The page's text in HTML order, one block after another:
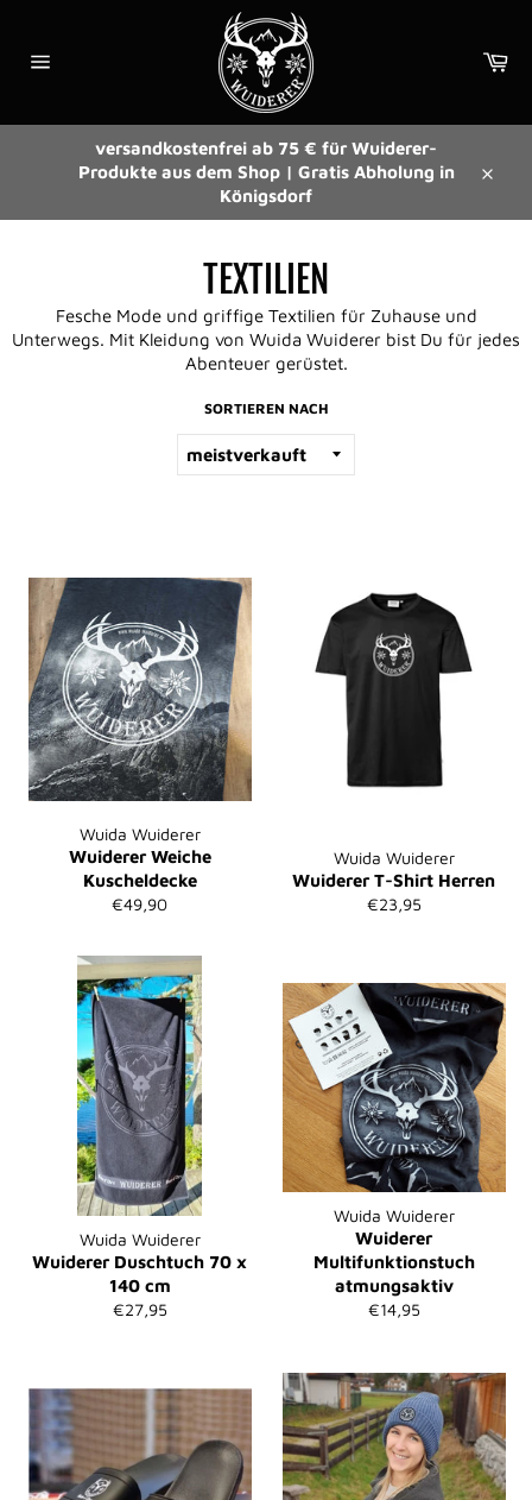
Inhalt
versandkostenfrei ab 75 € für Wuiderer-
Produkte aus dem Shop | Gratis Abholung in
Königsdorf
TEXTILIEN
Fesche Mode und griffige Textilien für Zuhause und
Unterwegs. Mit Kleidung von Wuida Wuiderer bist Du für jedes
Abenteuer gerüstet.
SORTIEREN NACH
Wuida Wuiderer
Wuiderer Weiche
Kuscheldecke
Normaler
€49,90
Wuida Wuiderer
Wuiderer T-Shirt Herren
Normaler
€23,95
Wuida Wuiderer
Wuiderer Duschtuch 70 x
140 cm
Normaler
€27,95
Wuida Wuiderer
Wuiderer
Multifunktionstuch
atmungsaktiv
Normaler
€14,95